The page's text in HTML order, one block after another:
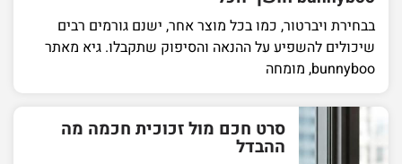
בבחירת ויברטור, כמו בכל מוצר אחר, ישנם גורמים רבים
שיכולים להשפיע על ההנאה והסיפוק שתקבלו. גיא מאתר
bunnyboo, מומחה
סרט חכם מול זכוכית חכמה מה
ההבדל